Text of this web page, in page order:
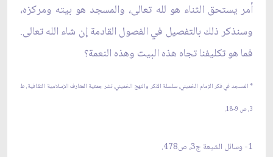
أمر يستحق الثناء هو لله تعالى، والمسجد هو بيته ومركزه،
وسنذكر ذلك بالتفصيل في الفصول القادمة إن شاء الله تعالى.
فما هو تكليفنا تجاه هذه البيت وهذه النعمة؟
* المسجد في فكر الإمام الخميني، سلسلة الفكر والنهج الخميني، نشر جمعية المعارف الإسلامية الثقافية، ط
3، ص 9-18.
1- وسائل الشيعة ج3، ص478.